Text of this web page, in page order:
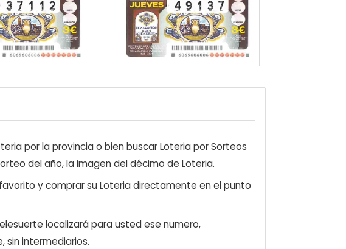
por la provincia o bien buscar Loteria por Sorteos
del año, la imagen del décimo de Loteria.
y comprar su Loteria directamente en el punto
localizará para usted ese numero,
sin intermediarios.